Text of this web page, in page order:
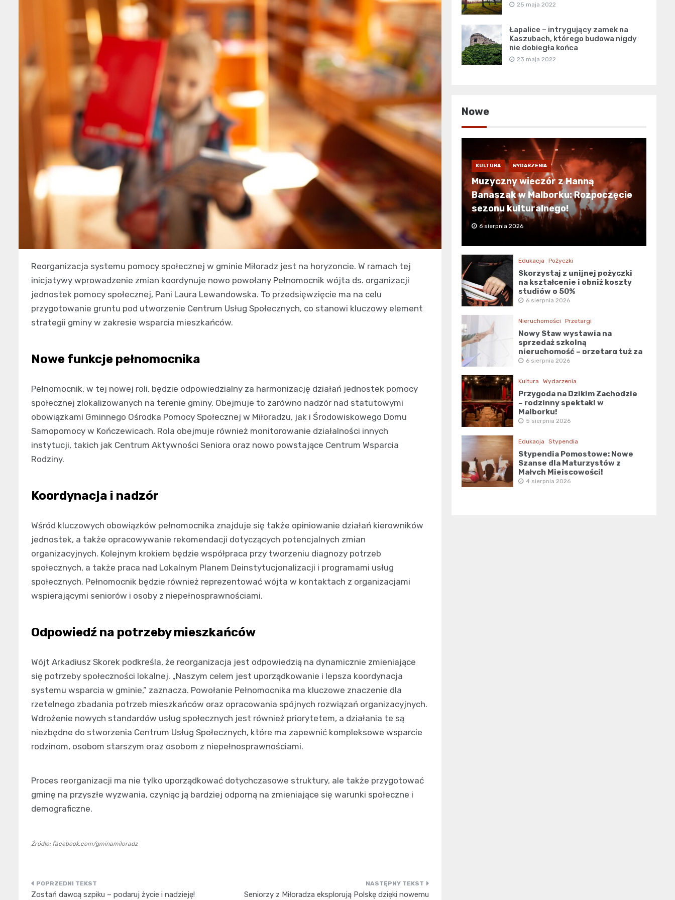
Reorganizacja systemu pomocy społecznej w gminie Miłoradz jest na horyzoncie. W ramach tej
inicjatywy wprowadzenie zmian koordynuje nowo powołany Pełnomocnik wójta ds. organizacji
jednostek pomocy społecznej, Pani Laura Lewandowska. To przedsięwzięcie ma na celu
przygotowanie gruntu pod utworzenie Centrum Usług Społecznych, co stanowi kluczowy element
strategii gminy w zakresie wsparcia mieszkańców.
Nowe funkcje pełnomocnika
Pełnomocnik, w tej nowej roli, będzie odpowiedzialny za harmonizację działań jednostek pomocy
społecznej zlokalizowanych na terenie gminy. Obejmuje to zarówno nadzór nad statutowymi
obowiązkami Gminnego Ośrodka Pomocy Społecznej w Miłoradzu, jak i Środowiskowego Domu
Samopomocy w Kończewicach. Rola obejmuje również monitorowanie działalności innych
instytucji, takich jak Centrum Aktywności Seniora oraz nowo powstające Centrum Wsparcia
Rodziny.
Koordynacja i nadzór
Wśród kluczowych obowiązków pełnomocnika znajduje się także opiniowanie działań kierowników
jednostek, a także opracowywanie rekomendacji dotyczących potencjalnych zmian
organizacyjnych. Kolejnym krokiem będzie współpraca przy tworzeniu diagnozy potrzeb
społecznych, a także praca nad Lokalnym Planem Deinstytucjonalizacji i programami usług
społecznych. Pełnomocnik będzie również reprezentować wójta w kontaktach z organizacjami
wspierającymi seniorów i osoby z niepełnosprawnościami.
Odpowiedź na potrzeby mieszkańców
Wójt Arkadiusz Skorek podkreśla, że reorganizacja jest odpowiedzią na dynamicznie zmieniające
się potrzeby społeczności lokalnej. „Naszym celem jest uporządkowanie i lepsza koordynacja
systemu wsparcia w gminie,” zaznacza. Powołanie Pełnomocnika ma kluczowe znaczenie dla
rzetelnego zbadania potrzeb mieszkańców oraz opracowania spójnych rozwiązań organizacyjnych.
Wdrożenie nowych standardów usług społecznych jest również priorytetem, a działania te są
niezbędne do stworzenia Centrum Usług Społecznych, które ma zapewnić kompleksowe wsparcie
rodzinom, osobom starszym oraz osobom z niepełnosprawnościami.
Proces reorganizacji ma nie tylko uporządkować dotychczasowe struktury, ale także przygotować
gminę na przyszłe wyzwania, czyniąc ją bardziej odporną na zmieniające się warunki społeczne i
demograficzne.
Źródło: facebook.com/gminamiloradz
Nawigacja
Zostań dawcą szpiku – podaruj życie i nadzieję! Seniorzy z Miłoradza eksplorują Polskę dzięki nowemu
25 maja 2022
Łapalice – intrygujący zamek na
Kaszubach, którego budowa nigdy
nie dobiegła końca
23 maja 2022
Nowe
KULTURA WYDARZENIA
Muzyczny wieczór z Hanną
Banaszak w Malborku: Rozpoczęcie
sezonu kulturalnego!
6 sierpnia 2026
Edukacja Pożyczki
Skorzystaj z unijnej pożyczki
na kształcenie i obniż koszty
studiów o 50%
6 sierpnia 2026
Nieruchomości Przetargi
Nowy Staw wystawia na
sprzedaż szkolną
nieruchomość – przetarg tuż za
rogiem!
6 sierpnia 2026
Kultura Wydarzenia
Przygoda na Dzikim Zachodzie
– rodzinny spektakl w
Malborku!
5 sierpnia 2026
Edukacja Stypendia
Stypendia Pomostowe: Nowe
Szanse dla Maturzystów z
Małych Miejscowości!
4 sierpnia 2026